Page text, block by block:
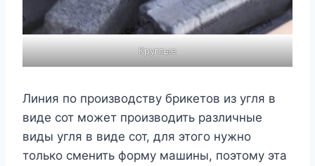
Круглые
Линия по производству брикетов из угля в
виде сот может производить различные
виды угля в виде сот, для этого нужно
только сменить форму машины, поэтому эта